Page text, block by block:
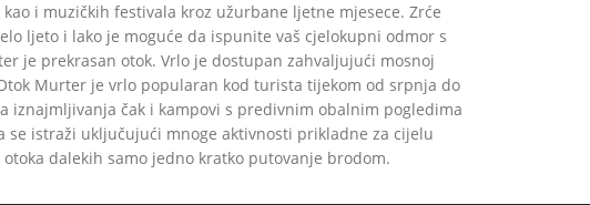
i muzičkih festivala kroz užurbane ljetne mjesece. Zrće
ljeto i lako je moguće da ispunite vaš cjelokupni odmor s
je prekrasan otok. Vrlo je dostupan zahvaljujući mosnoj
Murter je vrlo popularan kod turista tijekom od srpnja do
čak i kampovi s predivnim obalnim pogledima
se istraži uključujući mnoge aktivnosti prikladne za cijelu
dalekih samo jedno kratko putovanje brodom.